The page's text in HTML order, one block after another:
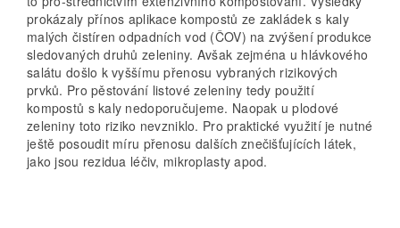
prokázaly přínos aplikace kompostů ze zakládek s kaly
malých čistíren odpadních vod (ČOV) na zvýšení produkce
sledovaných druhů zeleniny. Avšak zejména u hlávkového
salátu došlo k vyššímu přenosu vybraných rizikových
prvků. Pro pěstování listové zeleniny tedy použití
kompostů s kaly nedoporučujeme. Naopak u plodové
zeleniny toto riziko nevzniklo. Pro praktické využití je nutné
ještě posoudit míru přenosu dalších znečišťujících látek,
jako jsou rezidua léčiv, mikroplasty apod.